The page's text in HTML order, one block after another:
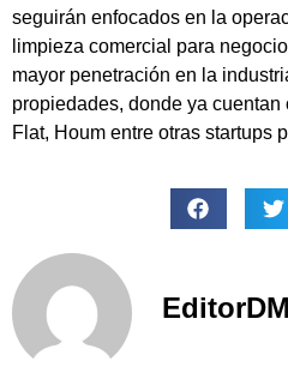
seguirán enfocados en la
limpieza comercial para
mayor penetración en la
propiedades, donde ya
Flat, Houm entre otras startups